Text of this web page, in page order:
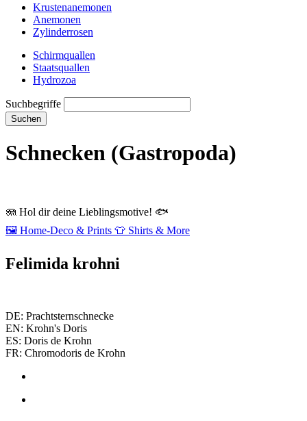
Krustenanemonen
Anemonen
Zylinderrosen
Schirmquallen
Staatsquallen
Hydrozoa
Suchbegriffe
Suchen
Schnecken (Gastropoda)
🪼 Hol dir deine Lieblingsmotive! 🐟
🖼️ Home‑Deco & Prints 👕 Shirts & More
Felimida krohni
DE: Prachtsternschnecke
EN: Krohn's Doris
ES: Doris de Krohn
FR: Chromodoris de Krohn